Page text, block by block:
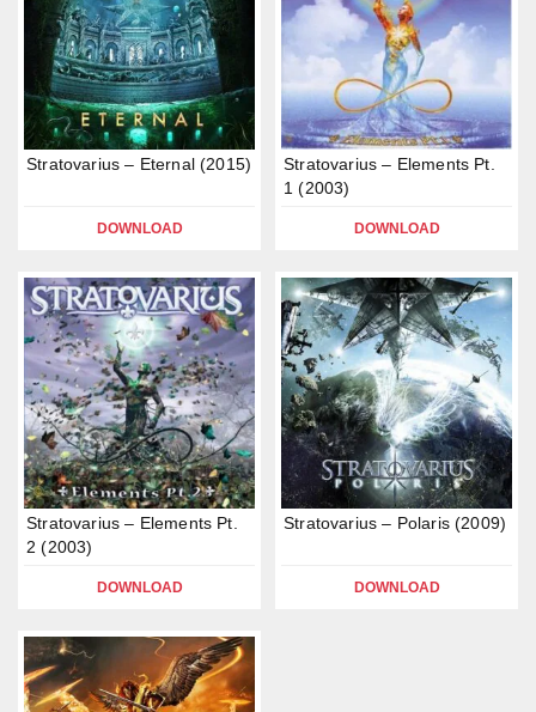
Stratovarius – Eternal (2015)
DOWNLOAD
Stratovarius – Elements Pt.
1 (2003)
DOWNLOAD
Stratovarius – Elements Pt.
2 (2003)
DOWNLOAD
Stratovarius – Polaris (2009)
DOWNLOAD